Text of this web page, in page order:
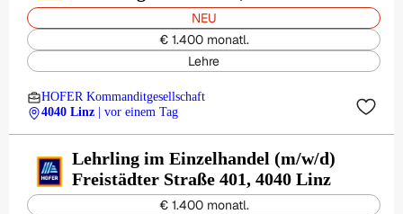
NEU
€ 1.400 monatl.
Lehre
HOFER Kommanditgesellschaft
4040 Linz
| vor einem Tag
Lehrling im Einzelhandel (m/w/d)
Freistädter Straße 401, 4040 Linz
€ 1.400 monatl.